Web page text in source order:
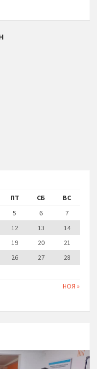
ПТ СБ ВС
НОЯ »
5 6
7
12 13
14
19 20
21
26 27
28